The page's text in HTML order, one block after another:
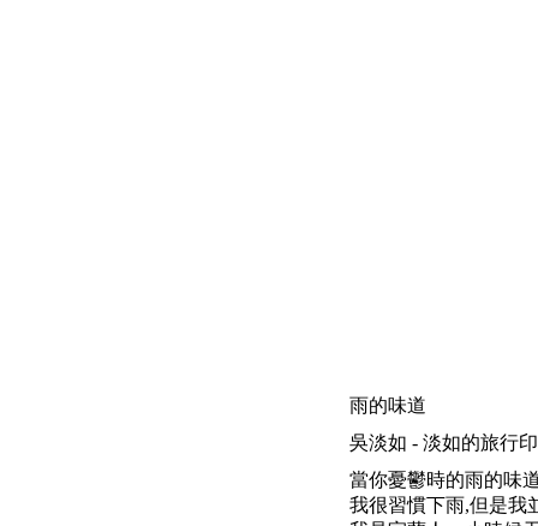
雨的味道
吳淡如 - 淡如的旅行印
當你憂鬱時的雨的味
我很習慣下雨,但是我